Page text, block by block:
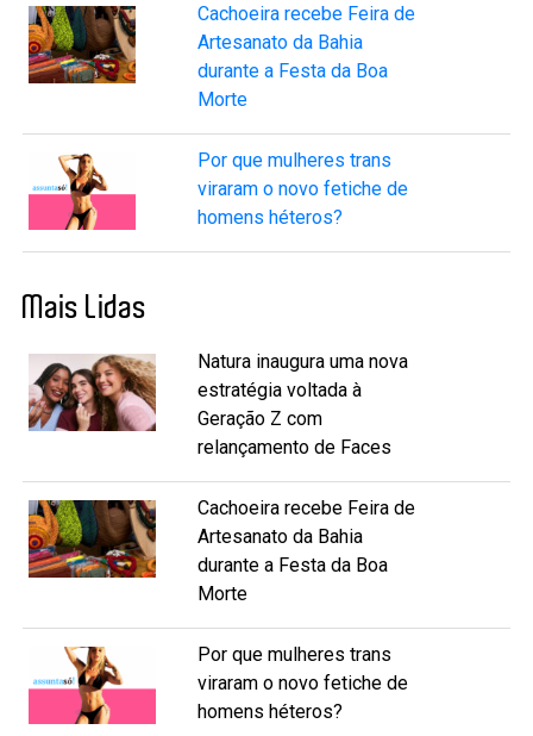
Cachoeira recebe Feira de
Artesanato da Bahia
durante a Festa da Boa
Morte
Por que mulheres trans
viraram o novo fetiche de
homens héteros?
Mais Lidas
Natura inaugura uma nova
estratégia voltada à
Geração Z com
relançamento de Faces
Cachoeira recebe Feira de
Artesanato da Bahia
durante a Festa da Boa
Morte
Por que mulheres trans
viraram o novo fetiche de
homens héteros?